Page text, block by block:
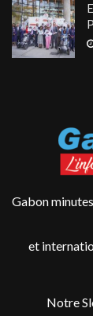
Gabon
et
Notre